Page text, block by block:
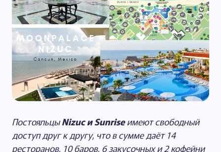
ПостояльцыNizuc и Sunriseимеют свободный
доступ друг к другу, что в сумме даёт 14
ресторанов, 10 баров, 6 закусочных и 2 кофейни